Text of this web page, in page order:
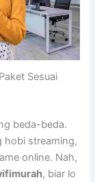
Sesuai
beda-beda.
hobi streaming,
online. Nah,
, biar lo